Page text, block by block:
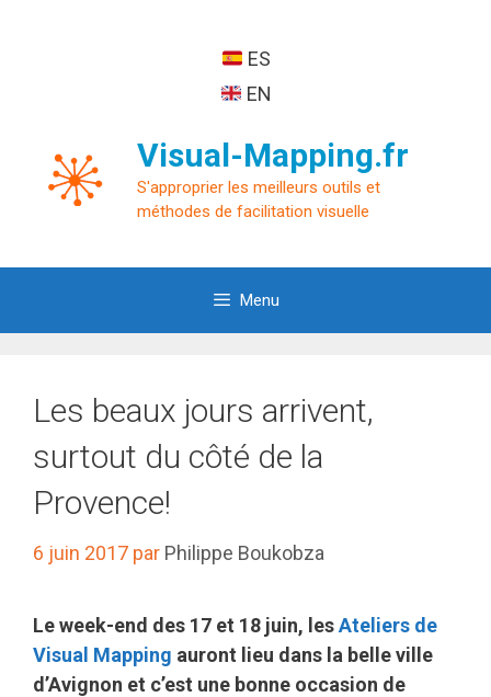
ES
EN
Visual-Mapping.fr
S'approprier les meilleurs outils et
méthodes de facilitation visuelle
Menu
Les beaux jours arrivent,
surtout du côté de la
Provence!
6 juin 2017 par Philippe Boukobza
Le week-end des 17 et 18 juin, lesAteliers de
Visual Mapping auront lieu dans la belle ville
d’Avignon et c’est une bonne occasion de